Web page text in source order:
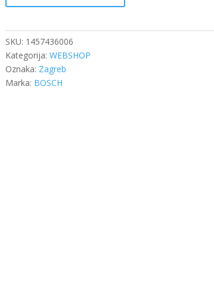
FILTER
BLUE
količina
SKU: 1457436006
Kategorija:WEBSHOP
Oznaka: Zagreb
Marka: BOSCH